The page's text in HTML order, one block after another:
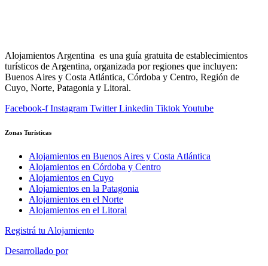
Alojamientos Argentina es una guía gratuita de establecimientos
turísticos de Argentina, organizada por regiones que incluyen:
Buenos Aires y Costa Atlántica, Córdoba y Centro, Región de
Cuyo, Norte, Patagonia y Litoral.
Facebook-f Instagram Twitter Linkedin TiktokYoutube
Zonas Turísticas
Alojamientos en Buenos Aires y Costa Atlántica
Alojamientos en Córdoba y Centro
Alojamientos en Cuyo
Alojamientos en la Patagonia
Alojamientos en el Norte
Alojamientos en el Litoral
Registrá tu Alojamiento
Desarrollado por